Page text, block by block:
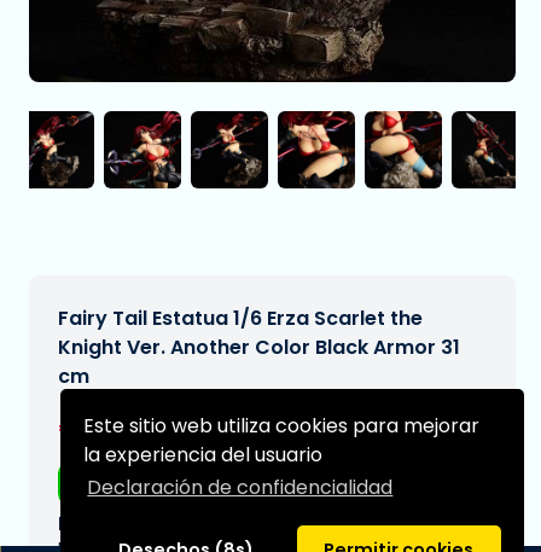
Este sitio web utiliza cookies para mejorar
la experiencia del usuario
Declaración de confidencialidad
Fairy Tail Estatua 1/6 Erza Scarlet the
Knight Ver. Another Color Black Armor 31
cm
€275,95[Sujeto a cambios]
Envío gratis
Fecha de entrega prevista: